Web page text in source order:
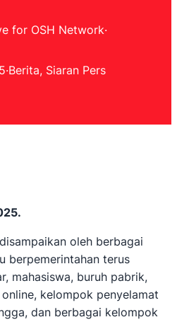
for OSH Network·
·Berita, Siaran Pers
oleh berbagai
berpemerintahan terus
mahasiswa, buruh pabrik,
kelompok penyelamat
dan berbagai kelompok